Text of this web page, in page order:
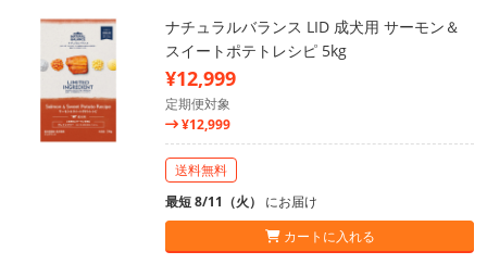
ナチュラルバランス LID 成犬用 サーモン＆
スイートポテトレシピ 5kg
¥12,999
定期便対象
¥12,999
送料無料
最短 8/11（火） にお届け
カートに入れる